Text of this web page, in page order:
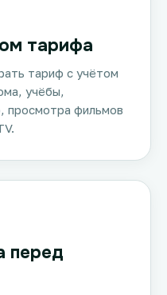
тарифа
тариф с учётом
учёбы,
просмотра фильмов
перед